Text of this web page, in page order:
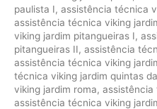
paulista I, assistência técnica
assistência técnica viking
viking jardim pitangueiras I,
pitangueiras II, assistência
assistência técnica viking
técnica viking jardim quintas
viking jardim roma, assistência
assistência técnica viking